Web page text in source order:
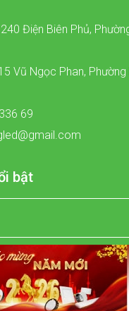
Điện Biên Phủ,
Vũ Ngọc Phan, Phường
69
bật